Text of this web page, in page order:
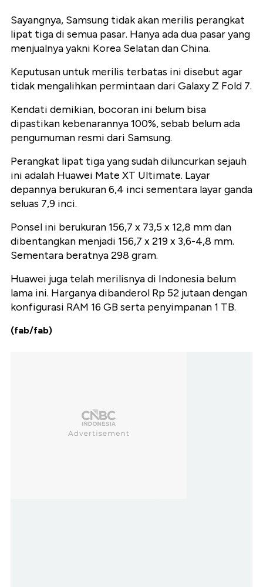
Sayangnya, Samsung tidak akan merilis perangkat
lipat tiga di semua pasar. Hanya ada dua pasar yang
menjualnya yakni Korea Selatan dan China.
Keputusan untuk merilis terbatas ini disebut agar
tidak mengalihkan permintaan dari Galaxy Z Fold 7.
Kendati demikian, bocoran ini belum bisa
dipastikan kebenarannya 100%, sebab belum ada
pengumuman resmi dari Samsung.
Perangkat lipat tiga yang sudah diluncurkan sejauh
ini adalah Huawei Mate XT Ultimate. Layar
depannya berukuran 6,4 inci sementara layar ganda
seluas 7,9 inci.
Ponsel ini berukuran 156,7 x 73,5 x 12,8 mm dan
dibentangkan menjadi 156,7 x 219 x 3,6-4,8 mm.
Sementara beratnya 298 gram.
Huawei juga telah merilisnya di Indonesia belum
lama ini. Harganya dibanderol Rp 52 jutaan dengan
konfigurasi RAM 16 GB serta penyimpanan 1 TB.
(fab/fab)